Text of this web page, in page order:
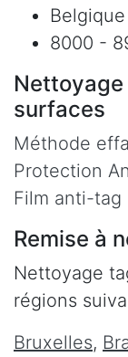
Belgique
8000 -
surfaces
Méthode
Protection
Film anti-tag
Remise à
Nettoyage
régions
Bruxelles,